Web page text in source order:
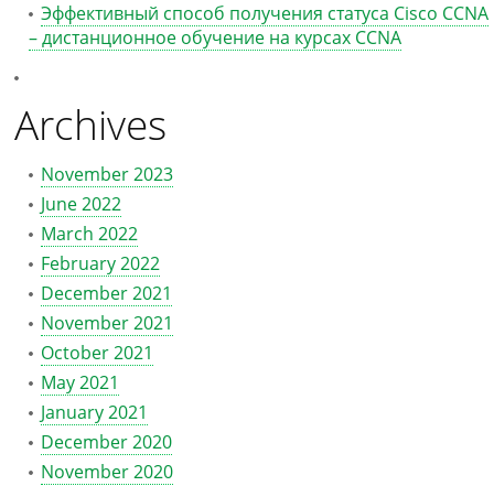
Эффективный способ получения статуса Cisco CCNA
– дистанционное обучение на курсах CCNA
Archives
November 2023
June 2022
March 2022
February 2022
December 2021
November 2021
October 2021
May 2021
January 2021
December 2020
November 2020